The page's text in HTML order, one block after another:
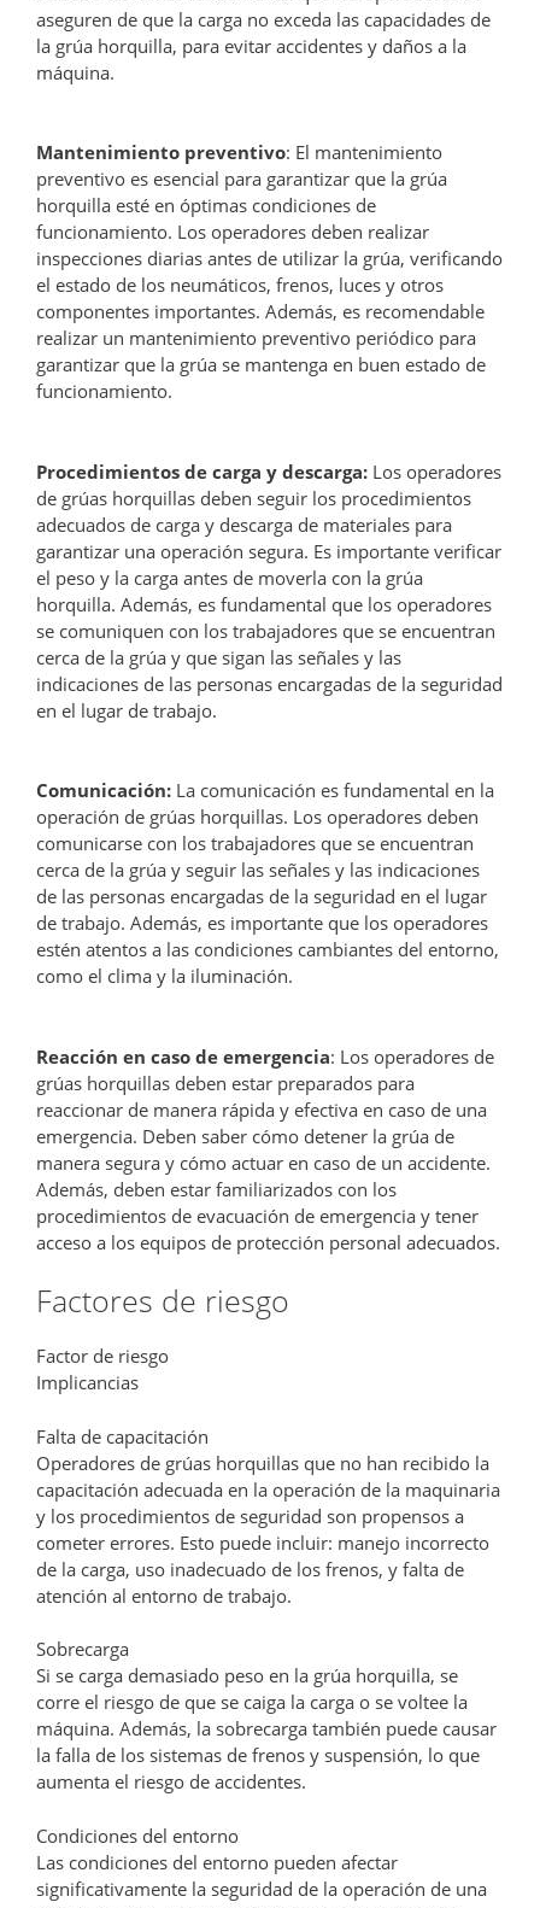
aseguren de que la carga no exceda las capacidades de
la grúa horquilla, para evitar accidentes y daños a la
máquina.
Mantenimiento preventivo: El mantenimiento
preventivo es esencial para garantizar que la grúa
horquilla esté en óptimas condiciones de
funcionamiento. Los operadores deben realizar
inspecciones diarias antes de utilizar la grúa, verificando
el estado de los neumáticos, frenos, luces y otros
componentes importantes. Además, es recomendable
realizar un mantenimiento preventivo periódico para
garantizar que la grúa se mantenga en buen estado de
funcionamiento.
Procedimientos de carga y descarga: Los operadores
de grúas horquillas deben seguir los procedimientos
adecuados de carga y descarga de materiales para
garantizar una operación segura. Es importante verificar
el peso y la carga antes de moverla con la grúa
horquilla. Además, es fundamental que los operadores
se comuniquen con los trabajadores que se encuentran
cerca de la grúa y que sigan las señales y las
indicaciones de las personas encargadas de la seguridad
en el lugar de trabajo.
Comunicación: La comunicación es fundamental en la
operación de grúas horquillas. Los operadores deben
comunicarse con los trabajadores que se encuentran
cerca de la grúa y seguir las señales y las indicaciones
de las personas encargadas de la seguridad en el lugar
de trabajo. Además, es importante que los operadores
estén atentos a las condiciones cambiantes del entorno,
como el clima y la iluminación.
Reacción en caso de emergencia: Los operadores de
grúas horquillas deben estar preparados para
reaccionar de manera rápida y efectiva en caso de una
emergencia. Deben saber cómo detener la grúa de
manera segura y cómo actuar en caso de un accidente.
Además, deben estar familiarizados con los
procedimientos de evacuación de emergencia y tener
acceso a los equipos de protección personal adecuados.
Factores de riesgo
Factor de riesgo
Implicancias
Falta de capacitación
Operadores de grúas horquillas que no han recibido la
capacitación adecuada en la operación de la maquinaria
y los procedimientos de seguridad son propensos a
cometer errores. Esto puede incluir: manejo incorrecto
de la carga, uso inadecuado de los frenos, y falta de
atención al entorno de trabajo.
Sobrecarga
Si se carga demasiado peso en la grúa horquilla, se
corre el riesgo de que se caiga la carga o se voltee la
máquina. Además, la sobrecarga también puede causar
la falla de los sistemas de frenos y suspensión, lo que
aumenta el riesgo de accidentes.
Condiciones del entorno
Las condiciones del entorno pueden afectar
significativamente la seguridad de la operación de una